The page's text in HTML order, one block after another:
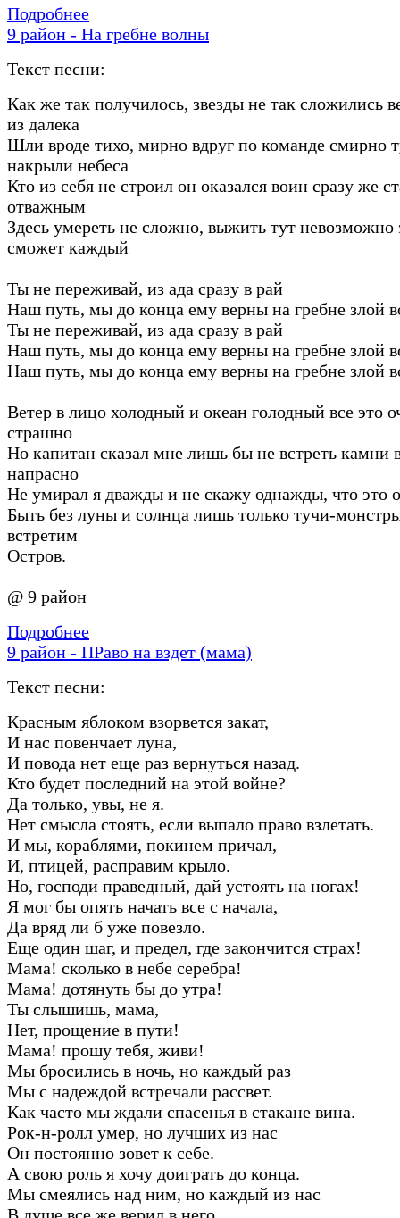
Подробнее
9 район - На гребне волны
Текст песни:
Как же так получилось, звезды не так сложились
из далека
Шли вроде тихо, мирно вдруг по команде смирно
накрыли небеса
Кто из себя не строил он оказался воин сразу же
отважным
Здесь умереть не сложно, выжить тут невозможно
сможет каждый
Ты не переживай, из ада сразу в рай
Наш путь, мы до конца ему верны на гребне злой
Ты не переживай, из ада сразу в рай
Наш путь, мы до конца ему верны на гребне злой
Наш путь, мы до конца ему верны на гребне злой
Ветер в лицо холодный и океан голодный все это
страшно
Но капитан сказал мне лишь бы не встреть камни
напрасно
Не умирал я дважды и не скажу однажды, что это
Быть без луны и солнца лишь только тучи-
встретим
Остров.
@ 9 район
Подробнее
9 район - ПРаво на вздет (мама)
Текст песни:
Красным яблоком взорвется закат,
И нас повенчает луна,
И повода нет еще раз вернуться назад.
Кто будет последний на этой войне?
Да только, увы, не я.
Нет смысла стоять, если выпало право взлетать.
И мы, кораблями, покинем причал,
И, птицей, расправим крыло.
Но, господи праведный, дай устоять на ногах!
Я мог бы опять начать все с начала,
Да вряд ли б уже повезло.
Еще один шаг, и предел, где закончится страх!
Мама! сколько в небе серебра!
Мама! дотянуть бы до утра!
Ты слышишь, мама,
Нет, прощение в пути!
Мама! прошу тебя, живи!
Мы бросились в ночь, но каждый раз
Мы с надеждой встречали рассвет.
Как часто мы ждали спасенья в стакане вина.
Рок-н-ролл умер, но лучших из нас
Он постоянно зовет к себе.
А свою роль я хочу доиграть до конца.
Мы смеялись над ним, но каждый из нас